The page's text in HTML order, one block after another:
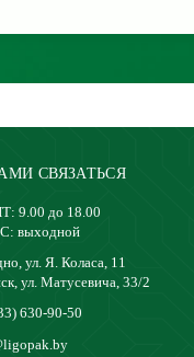
СВЯЗАТЬСЯ
9.00 до 18.00
выходной
ул. Я. Коласа, 11
ул. Матусевича, 33/2
630-90-50